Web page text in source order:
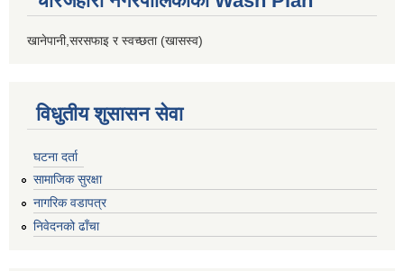
खानेपानी,सरसफाइ र स्वच्छता (खासस्व)
विधुतीय शुसासन सेवा
घटना दर्ता
सामाजिक सुरक्षा
नागरिक वडापत्र
निवेदनको ढाँचा